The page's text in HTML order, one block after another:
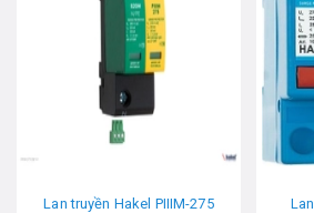
Lan truyền Hakel PIIIM-275